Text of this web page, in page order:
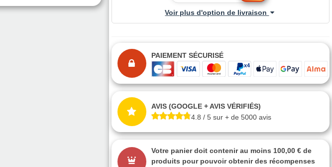
Voir plus d'option de livraison
PAIEMENT SÉCURISÉ
AVIS (GOOGLE + AVIS VÉRIFIÉS)
4.8 / 5 sur + de 5000 avis
Votre panier doit contenir au moins 100,00 € de
produits pour pouvoir obtenir des récompenses